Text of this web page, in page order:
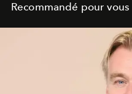
Recommandé pour vous